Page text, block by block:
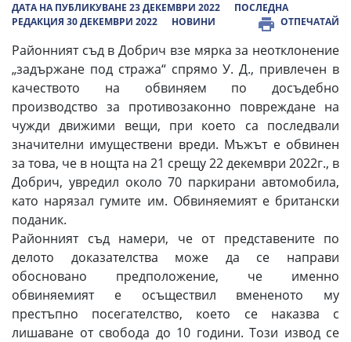
ДАТА НА ПУБЛИКУВАНЕ 23 ДЕКЕМВРИ 2022
ПОСЛЕДНА
РЕДАКЦИЯ 30 ДЕКЕМВРИ 2022
НОВИНИ ОТПЕЧАТАЙ
Районният съд в Добрич взе мярка за неотклонение
„задържане под стража“ спрямо У. Д., привлечен в
качеството на обвиняем по досъдебно
производство за противозаконно повреждане на
чужди движими вещи, при което са последвали
значителни имуществени вреди. Мъжът е обвинен
за това, че в нощта на 21 срещу 22 декември 2022г., в
Добрич, увредил около 70 паркирани автомобила,
като нарязал гумите им. Обвиняемият е британски
поданик.
Районният съд намери, че от представените по
делото доказателства може да се направи
обосновано предположение, че именно
обвиняемият е осъществил вмененото му
престъпно посегателство, което се наказва с
лишаване от свобода до 10 години. Този извод се